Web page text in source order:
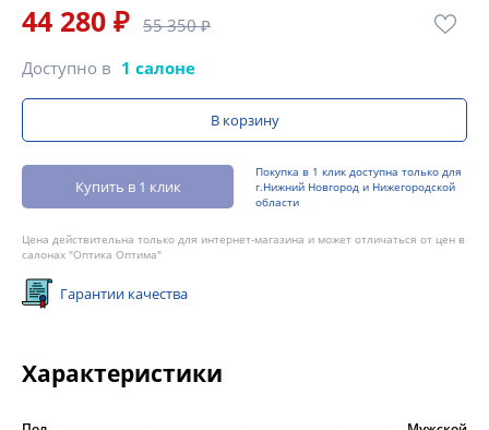
44 280 ₽ 55 350 ₽
Доступно в 1 салоне
В корзину
Купить в 1 клик
Покупка в 1 клик доступна только для
г.Нижний Новгород и Нижегородской
области
Цена действительна только для интернет-магазина и может отличаться от цен в
салонах "Оптика Оптима"
Гарантии качества
Характеристики